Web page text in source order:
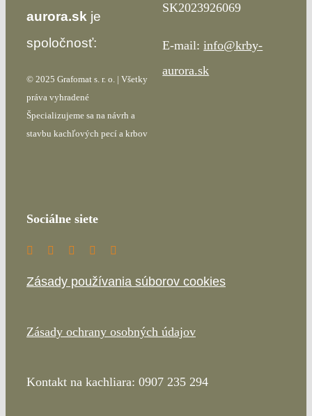
aurora.sk je
spoločnosť:
© 2025 Grafomat s. r. o. | Všetky
práva vyhradené
Špecializujeme sa na návrh a
stavbu kachľových pecí a krbov
SK2023926069
E-mail:info@krby-
aurora.sk
Sociálne siete
Zásady používania súborov cookies
Zásady ochrany osobných údajov
Kontakt na kachliara: 0907 235 294